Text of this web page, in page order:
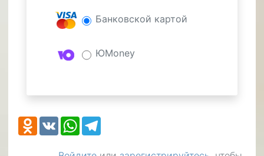
Банковской картой
ЮMoney
Odnoklassniki
VK WhatsApp